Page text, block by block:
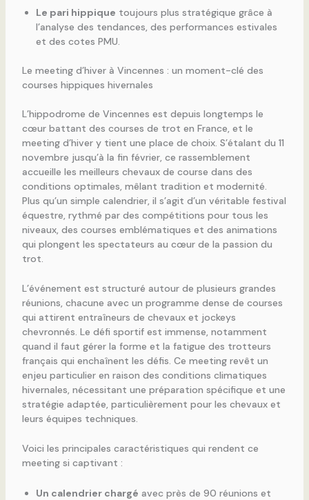
Le pari hippique toujours plus stratégique grâce à
l’analyse des tendances, des performances estivales
et des cotes PMU.
Le meeting d’hiver à Vincennes : un moment-clé des
courses hippiques hivernales
L’hippodrome de Vincennes est depuis longtemps le
cœur battant des courses de trot en France, et le
meeting d’hiver y tient une place de choix. S’étalant du 11
novembre jusqu’à la fin février, ce rassemblement
accueille les meilleurs chevaux de course dans des
conditions optimales, mêlant tradition et modernité.
Plus qu’un simple calendrier, il s’agit d’un véritable festival
équestre, rythmé par des compétitions pour tous les
niveaux, des courses emblématiques et des animations
qui plongent les spectateurs au cœur de la passion du
trot.
L’événement est structuré autour de plusieurs grandes
réunions, chacune avec un programme dense de courses
qui attirent entraîneurs de chevaux et jockeys
chevronnés. Le défi sportif est immense, notamment
quand il faut gérer la forme et la fatigue des trotteurs
français qui enchaînent les défis. Ce meeting revêt un
enjeu particulier en raison des conditions climatiques
hivernales, nécessitant une préparation spécifique et une
stratégie adaptée, particulièrement pour les chevaux et
leurs équipes techniques.
Voici les principales caractéristiques qui rendent ce
meeting si captivant :
Un calendrier chargé avec près de 90 réunions et